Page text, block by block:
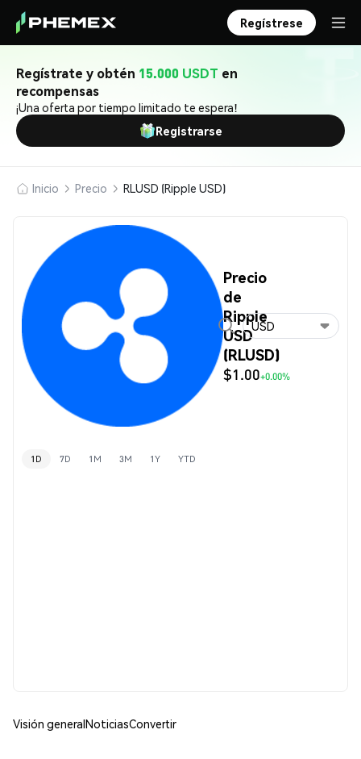
Regístrese
Regístrate y obtén 15.000 USDT en
recompensas
¡Una oferta por tiempo limitado te espera!
Registrarse
Inicio Precio RLUSD (Ripple USD)
Precio
de
Ripple
USD
(RLUSD)
$1.00+0.00%
USD
1D 7D 1M 3M 1Y YTD
Visión generalNoticiasConvertir